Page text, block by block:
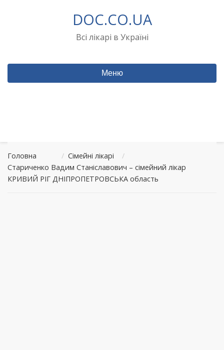
DOC.CO.UA
Всі лікарі в Україні
Меню
Головна / Сімейні лікарі
/
Стариченко Вадим Станіславович – сімейний лікар
КРИВИЙ РІГ ДНІПРОПЕТРОВСЬКА область